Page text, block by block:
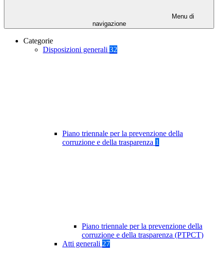
Menu di
navigazione
Categorie
Disposizioni generali 32
Piano triennale per la prevenzione della
corruzione e della trasparenza 1
Piano triennale per la prevenzione della
corruzione e della trasparenza (PTPCT)
Atti generali 27